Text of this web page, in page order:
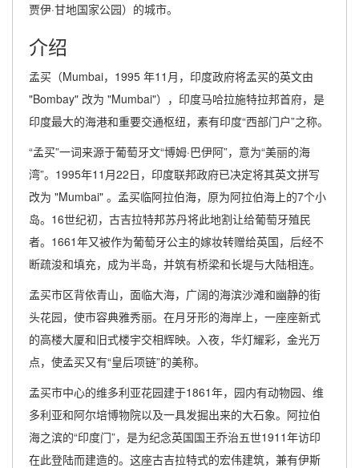
贾伊·甘地国家公园）的城市。
介绍
孟买（Mumbai，1995 年11月，印度政府将孟买的英文由
"Bombay" 改为 "Mumbai"），印度马哈拉施特拉邦首府，是
印度最大的海港和重要交通枢纽，素有印度“西部门户”之称。
“孟买”一词来源于葡萄牙文“博姆·巴伊阿”，意为“美丽的海
湾”。1995年11月22日，印度联邦政府已决定将其英文拼写
改为 "Mumbai" 。孟买临阿拉伯海，原为阿拉伯海上的7个小
岛。16世纪初，古吉拉特邦苏丹将此地割让给葡萄牙殖民
者。1661年又被作为葡萄牙公主的嫁妆转赠给英国，后经不
断疏浚和填充，成为半岛，并筑有桥梁和长堤与大陆相连。
孟买市区背依青山，面临大海，广阔的海滨沙滩和幽静的街
头花园，使市容典雅秀丽。在月牙形的海岸上，一座座新式
的高楼大厦和旧式楼宇交相辉映。入夜，华灯耀彩，金光万
点，使孟买又有“皇后项链”的美称。
孟买市中心的维多利亚花园建于1861年，园内有动物园、维
多利亚和阿尔培博物院以及一具发掘出来的大石象。阿拉伯
海之滨的“印度门”，是为纪念英国国王乔治五世1911年访印
在此登陆而建造的。这座古吉拉特式的宏伟建筑，兼有伊斯